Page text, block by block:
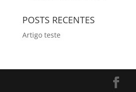
POSTS RECENTES
Artigo teste